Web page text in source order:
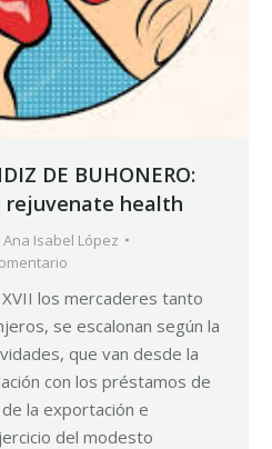
DE BUHONERO:
rejuvenate health
Ana Isabel López
los mercaderes tanto
se escalonan según la
que van desde la
con los préstamos de
la exportación e
del modesto